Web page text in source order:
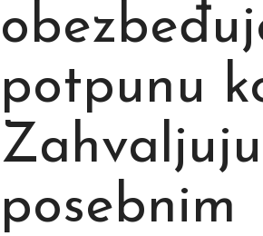
potpunu
posebnim